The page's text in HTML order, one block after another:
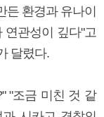
든 환경과 유나이
관성이 깊다"고
달렸다.
"조금 미친 것 같